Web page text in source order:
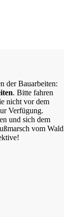
der Bauarbeiten:
. Bitte fahren
nicht vor dem
Verfügung.
und sich dem
vom Wald